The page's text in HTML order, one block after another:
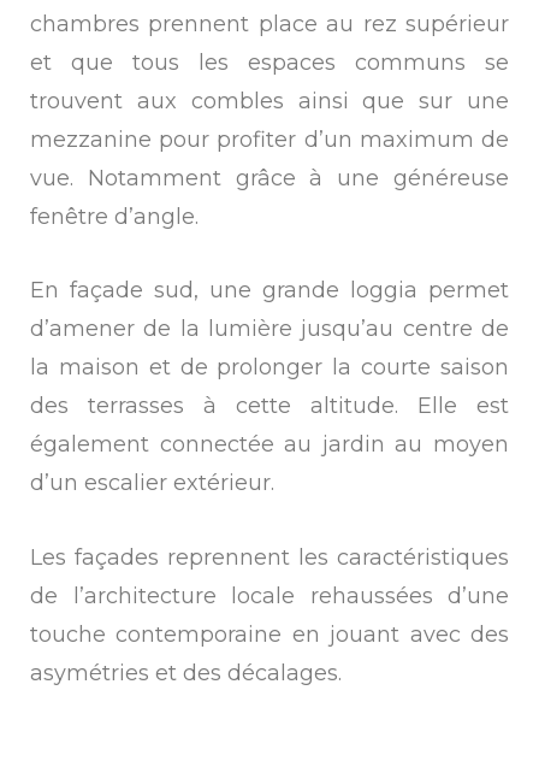
chambres prennent place au rez supérieur
et que tous les espaces communs se
trouvent aux combles ainsi que sur une
mezzanine pour profiter d’un maximum de
vue. Notamment grâce à une généreuse
fenêtre d’angle.
En façade sud, une grande loggia permet
d’amener de la lumière jusqu’au centre de
la maison et de prolonger la courte saison
des terrasses à cette altitude. Elle est
également connectée au jardin au moyen
d’un escalier extérieur.
Les façades reprennent les caractéristiques
de l’architecture locale rehaussées d’une
touche contemporaine en jouant avec des
asymétries et des décalages.